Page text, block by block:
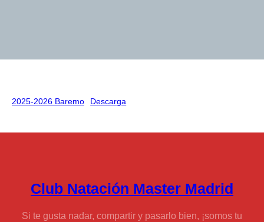
2025-2026 Baremo Descarga
Club Natación Master Madrid
Si te gusta nadar, compartir y pasarlo bien, ¡somos tu